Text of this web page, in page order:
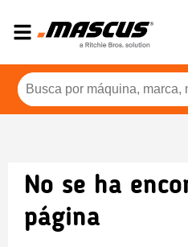
No se ha
página